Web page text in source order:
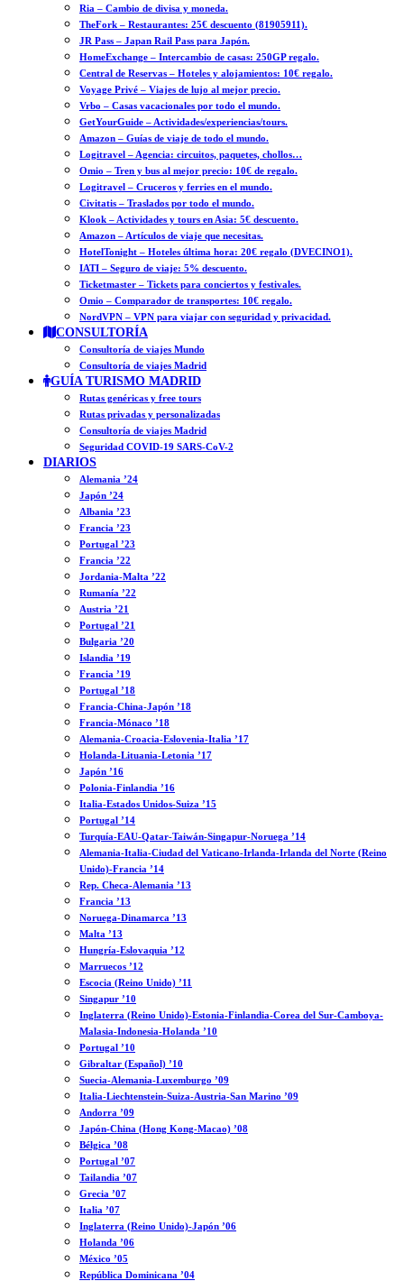
Ria – Cambio de divisa y moneda.
TheFork – Restaurantes: 25€ descuento (81905911).
JR Pass – Japan Rail Pass para Japón.
HomeExchange – Intercambio de casas: 250GP regalo.
Central de Reservas – Hoteles y alojamientos: 10€ regalo.
Voyage Privé – Viajes de lujo al mejor precio.
Vrbo – Casas vacacionales por todo el mundo.
GetYourGuide – Actividades/experiencias/tours.
Amazon – Guías de viaje de todo el mundo.
Logitravel – Agencia: circuitos, paquetes, chollos…
Omio – Tren y bus al mejor precio: 10€ de regalo.
Logitravel – Cruceros y ferries en el mundo.
Civitatis – Traslados por todo el mundo.
Klook – Actividades y tours en Asia: 5€ descuento.
Amazon – Artículos de viaje que necesitas.
HotelTonight – Hoteles última hora: 20€ regalo (DVECINO1).
IATI – Seguro de viaje: 5% descuento.
Ticketmaster – Tickets para conciertos y festivales.
Omio – Comparador de transportes: 10€ regalo.
NordVPN – VPN para viajar con seguridad y privacidad.
CONSULTORÍA
Consultoría de viajes Mundo
Consultoría de viajes Madrid
GUÍA TURISMO MADRID
Rutas genéricas y free tours
Rutas privadas y personalizadas
Consultoría de viajes Madrid
Seguridad COVID-19 SARS-CoV-2
DIARIOS
Alemania ’24
Japón ’24
Albania ’23
Francia ’23
Portugal ’23
Francia ’22
Jordania-Malta ’22
Rumanía ’22
Austria ’21
Portugal ’21
Bulgaria ’20
Islandia ’19
Francia ’19
Portugal ’18
Francia-China-Japón ’18
Francia-Mónaco ’18
Alemania-Croacia-Eslovenia-Italia ’17
Holanda-Lituania-Letonia ’17
Japón ’16
Polonia-Finlandia ’16
Italia-Estados Unidos-Suiza ’15
Portugal ’14
Turquía-EAU-Qatar-Taiwán-Singapur-Noruega ’14
Alemania-Italia-Ciudad del Vaticano-Irlanda-Irlanda del Norte (Reino
Unido)-Francia ’14
Rep. Checa-Alemania ’13
Francia ’13
Noruega-Dinamarca ’13
Malta ’13
Hungría-Eslovaquia ’12
Marruecos ’12
Escocia (Reino Unido) ’11
Singapur ’10
Inglaterra (Reino Unido)-Estonia-Finlandia-Corea del Sur-Camboya-
Malasia-Indonesia-Holanda ’10
Portugal ’10
Gibraltar (Español) ’10
Suecia-Alemania-Luxemburgo ’09
Italia-Liechtenstein-Suiza-Austria-San Marino ’09
Andorra ’09
Japón-China (Hong Kong-Macao) ’08
Bélgica ’08
Portugal ’07
Tailandia ’07
Grecia ’07
Italia ’07
Inglaterra (Reino Unido)-Japón ’06
Holanda ’06
México ’05
República Dominicana ’04